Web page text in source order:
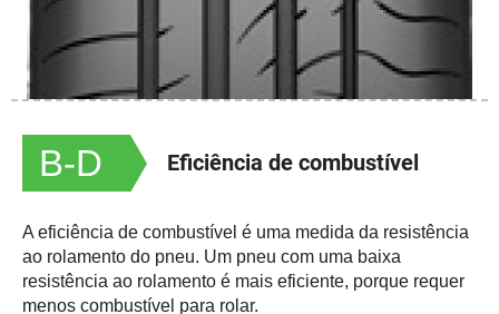
B-D Eficiência de combustível
A eficiência de combustível é uma medida da resistência
ao rolamento do pneu. Um pneu com uma baixa
resistência ao rolamento é mais eficiente, porque requer
menos combustível para rolar.